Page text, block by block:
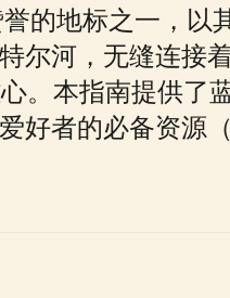
的地标之一，以
尔河，无缝连接
。本指南提供了
好者的必备资源（